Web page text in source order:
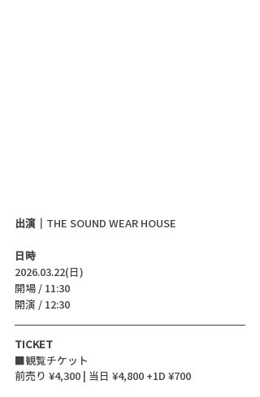
出演｜ THE SOUND WEAR HOUSE
日時
2026.03.22(日)
開場 / 11:30
開演 / 12:30
TICKET
■観覧チケット
前売り ¥4,300 | 当日 ¥4,800 +1D ¥700